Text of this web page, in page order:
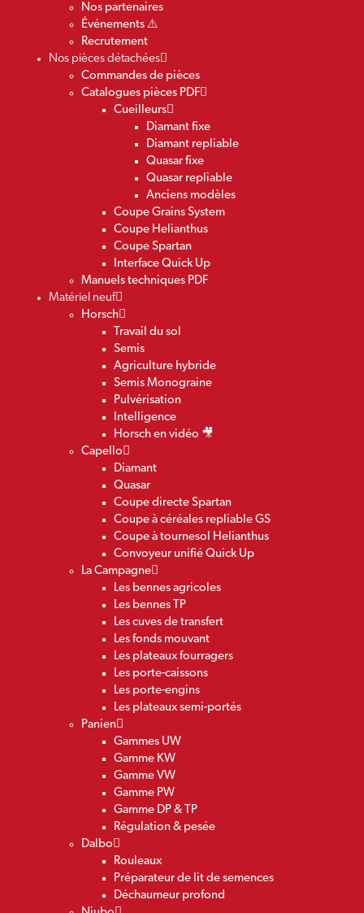
Nos partenaires
Événements ⚠️
Recrutement
Nos pièces détachées
Commandes de pièces
Catalogues pièces PDF
Cueilleurs
Diamant fixe
Diamant repliable
Quasar fixe
Quasar repliable
Anciens modèles
Coupe Grains System
Coupe Helianthus
Coupe Spartan
Interface Quick Up
Manuels techniques PDF
Matériel neuf
Horsch
Travail du sol
Semis
Agriculture hybride
Semis Monograine
Pulvérisation
Intelligence
Horsch en vidéo 🎥
Capello
Diamant
Quasar
Coupe directe Spartan
Coupe à céréales repliable GS
Coupe à tournesol Helianthus
Convoyeur unifié Quick Up
La Campagne
Les bennes agricoles
Les bennes TP
Les cuves de transfert
Les fonds mouvant
Les plateaux fourragers
Les porte-caissons
Les porte-engins
Les plateaux semi-portés
Panien
Gammes UW
Gamme KW
Gamme VW
Gamme PW
Gamme DP & TP
Régulation & pesée
Dalbo
Rouleaux
Préparateur de lit de semences
Déchaumeur profond